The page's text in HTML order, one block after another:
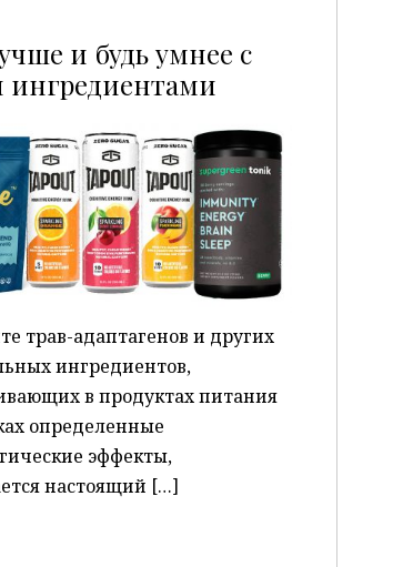
и будь умнее с
ингредиентами
P
трав-адаптагенов и других
ингредиентов,
в продуктах питания
определенные
эффекты,
настоящий […]